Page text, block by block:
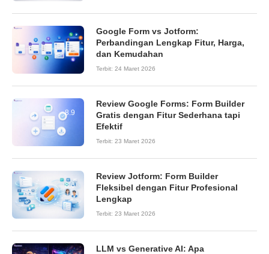
Google Form vs Jotform:
Perbandingan Lengkap Fitur, Harga,
dan Kemudahan
Terbit: 24 Maret 2026
8.9
Review Google Forms: Form Builder
Gratis dengan Fitur Sederhana tapi
Efektif
Terbit: 23 Maret 2026
8.6
Review Jotform: Form Builder
Fleksibel dengan Fitur Profesional
Lengkap
Terbit: 23 Maret 2026
LLM vs Generative AI: Apa